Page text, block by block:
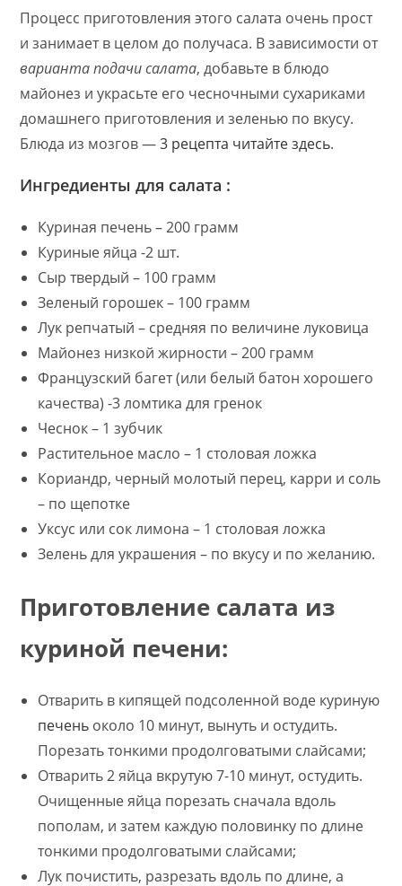
Процесс приготовления этого салата очень прост
и занимает в целом до получаса. В зависимости от
варианта подачи салата, добавьте в блюдо
майонез и украсьте его чесночными сухариками
домашнего приготовления и зеленью по вкусу.
Блюда из мозгов —3 рецепта читайте здесь.
Ингредиенты для салата :
Куриная печень – 200 грамм
Куриные яйца -2 шт.
Сыр твердый – 100 грамм
Зеленый горошек – 100 грамм
Лук репчатый – средняя по величине луковица
Майонез низкой жирности – 200 грамм
Французский багет (или белый батон хорошего
качества) -3 ломтика для гренок
Чеснок – 1 зубчик
Растительное масло – 1 столовая ложка
Кориандр, черный молотый перец, карри и соль
– по щепотке
Уксус или сок лимона – 1 столовая ложка
Зелень для украшения – по вкусу и по желанию.
Приготовление салата из
куриной печени:
Отварить в кипящей подсоленной воде куриную
печень около 10 минут, вынуть и остудить.
Порезать тонкими продолговатыми слайсами;
Отварить 2 яйца вкрутую 7-10 минут, остудить.
Очищенные яйца порезать сначала вдоль
пополам, и затем каждую половинку по длине
тонкими продолговатыми слайсами;
Лук почистить, разрезать вдоль по длине, а